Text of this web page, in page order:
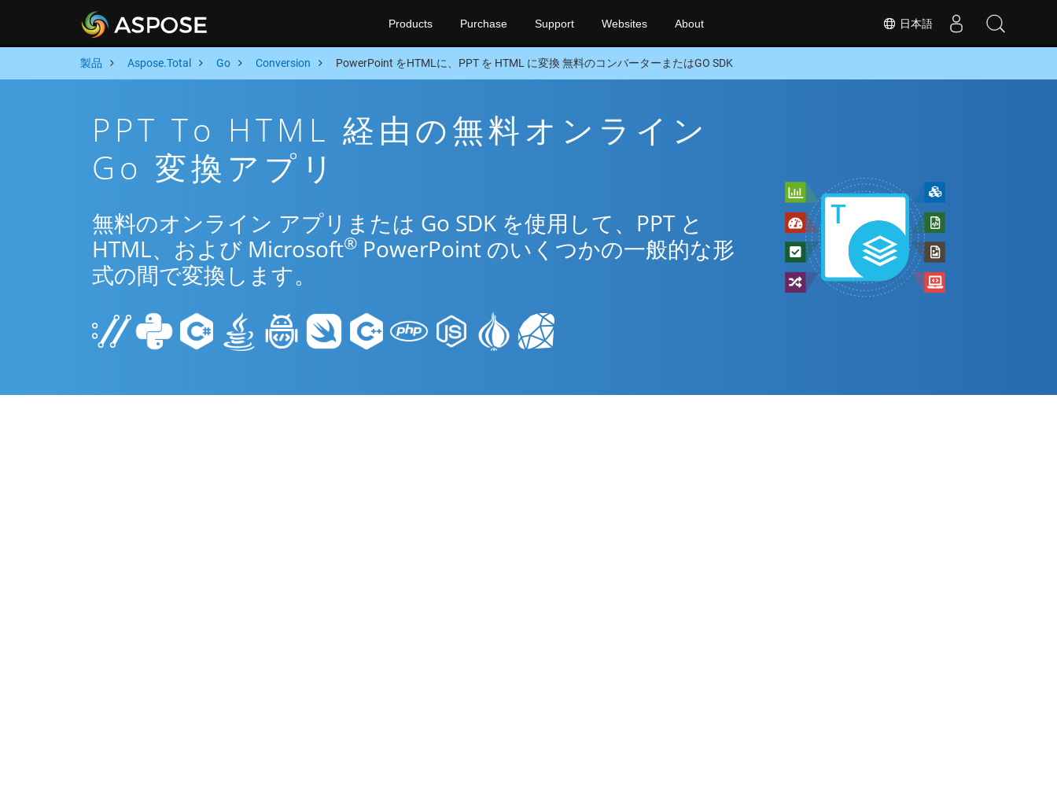
日本語
Products Purchase Support Websites About
製品 Aspose.Total Go Conversion PowerPoint をHTMLに、PPT を HTML に変換 無料のコンバーターまたはGO SDK
PPT To HTML 経由の無料オンライン
Go 変換アプリ
無料のオンライン アプリまたは Go SDK を使用して、PPT と
HTML、および Microsoft® PowerPoint のいくつかの一般的な形
式の間で変換します。